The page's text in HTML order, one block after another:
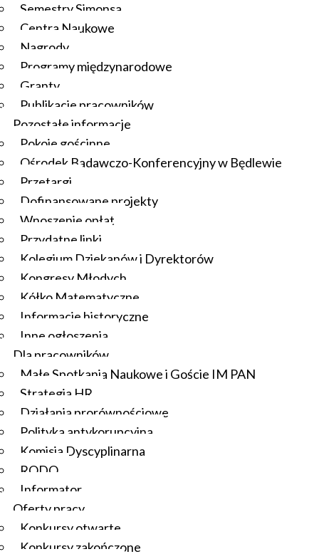
Semestry Simonsa
Centra Naukowe
Nagrody
Programy międzynarodowe
Granty
Publikacje pracowników
Pozostałe informacje
Pokoje gościnne
Ośrodek Badawczo-Konferencyjny w Będlewie
Przetargi
Dofinansowane projekty
Wnoszenie opłat
Przydatne linki
Kolegium Dziekanów i Dyrektorów
Kongresy Młodych
Kółko Matematyczne
Informacje historyczne
Inne ogłoszenia
Dla pracowników
Małe Spotkania Naukowe i Goście IM PAN
Strategia HR
Działania prorównościowe
Polityka antykorupcyjna
Komisja Dyscyplinarna
RODO
Informator
Oferty pracy
Konkursy otwarte
Konkursy zakończone